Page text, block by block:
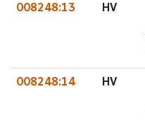
008248:13 HV
008248:14 HV